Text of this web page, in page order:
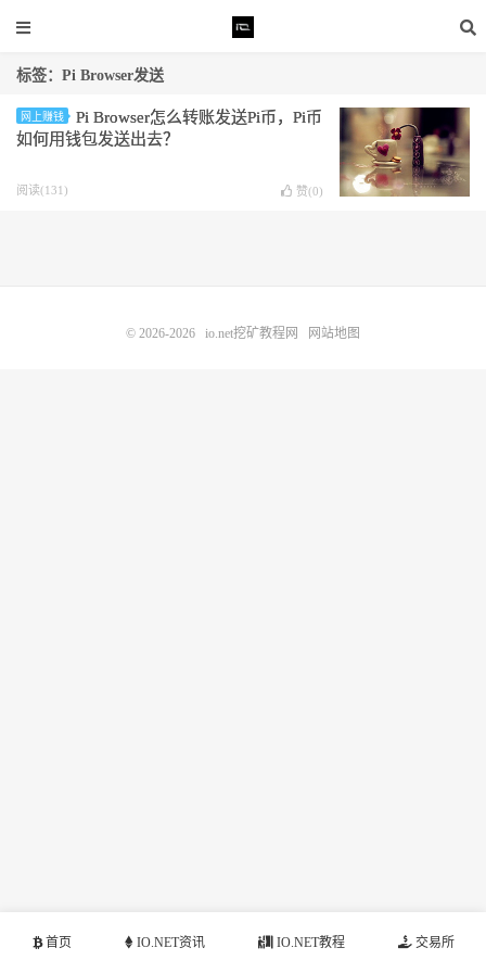
标签：Pi Browser发送
网上赚钱
Pi Browser怎么转账发送Pi币，Pi币
如何用钱包发送出去？
阅读(131) 赞(0)
首页 IO.NET资讯 IO.NET教程 交易所
© 2026-2026 io.net挖矿教程网 网站地图